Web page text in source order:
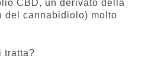
CBD, un derivato della
del cannabidiolo) molto
tratta?